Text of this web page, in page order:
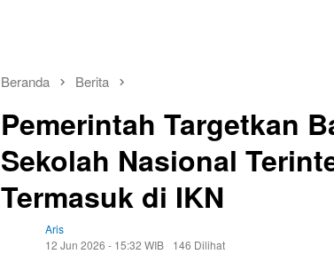
Beranda Berita
Pemerintah Targetkan
Sekolah Nasional
Termasuk di IKN
Aris
12 Jun 2026 - 15:32 WIB
146 Dilihat